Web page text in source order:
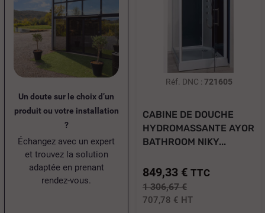
Un doute sur le choix d’un
produit ou votre installation
?
Échangez avec un expert
et trouvez la solution
adaptée en prenant
rendez-vous.
Réf. DNC : 721605
CABINE DE DOUCHE
HYDROMASSANTE AYOR
BATHROOM NIKY...
849,33 € TTC
1 306,67 €
707,78 € HT